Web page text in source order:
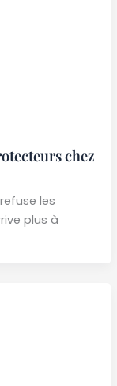
chez
les
plus à